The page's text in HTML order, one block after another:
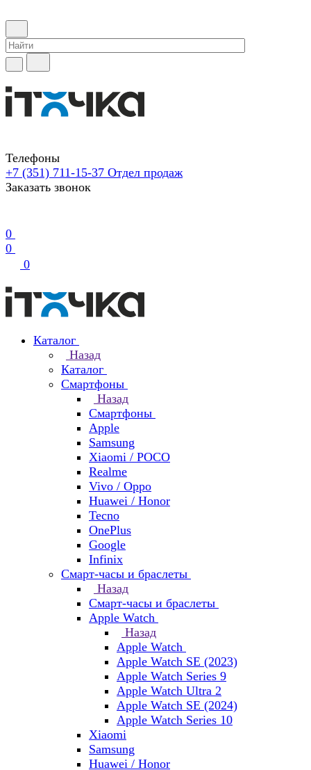
Телефоны
+7 (351) 711-15-37 Отдел продаж
Заказать звонок
0
0
0
Каталог
Назад
Каталог
Смартфоны
Назад
Смартфоны
Apple
Samsung
Xiaomi / POCO
Realme
Vivo / Oppo
Huawei / Honor
Tecno
OnePlus
Google
Infinix
Смарт-часы и браслеты
Назад
Смарт-часы и браслеты
Apple Watch
Назад
Apple Watch
Apple Watch SE (2023)
Apple Watch Series 9
Apple Watch Ultra 2
Apple Watch SE (2024)
Apple Watch Series 10
Xiaomi
Samsung
Huawei / Honor